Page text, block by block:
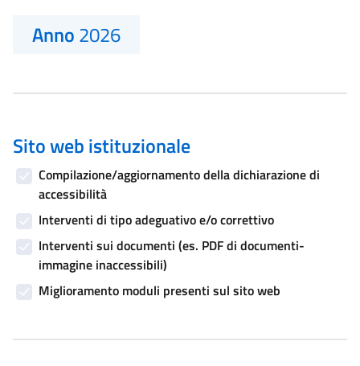
Anno2026
Sito web istituzionale
Compilazione/aggiornamento della dichiarazione di
accessibilità
Interventi di tipo adeguativo e/o correttivo
Interventi sui documenti (es. PDF di documenti-
immagine inaccessibili)
Miglioramento moduli presenti sul sito web